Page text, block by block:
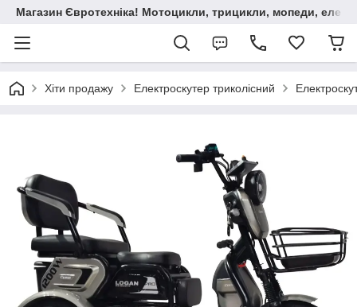
Магазин Євротехніка! Мотоцикли, трицикли, мопеди,
Хіти продажу Електроскутер триколісний